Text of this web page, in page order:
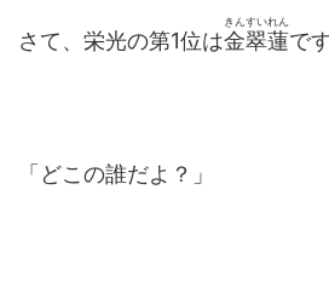
さて、栄光の第1位は金翠蓮
きんすいれん
です
「どこの誰だよ？」